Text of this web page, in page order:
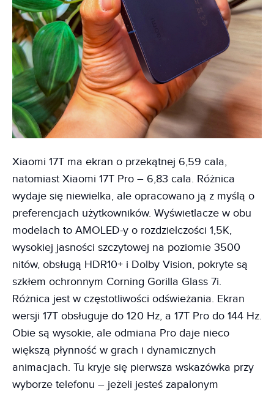
Xiaomi 17T ma ekran o przekątnej 6,59 cala,
natomiast Xiaomi 17T Pro – 6,83 cala. Różnica
wydaje się niewielka, ale opracowano ją z myślą o
preferencjach użytkowników. Wyświetlacze w obu
modelach to AMOLED-y o rozdzielczości 1,5K,
wysokiej jasności szczytowej na poziomie 3500
nitów, obsługą HDR10+ i Dolby Vision, pokryte są
szkłem ochronnym Corning Gorilla Glass 7i.
Różnica jest w częstotliwości odświeżania. Ekran
wersji 17T obsługuje do 120 Hz, a 17T Pro do 144 Hz.
Obie są wysokie, ale odmiana Pro daje nieco
większą płynność w grach i dynamicznych
animacjach. Tu kryje się pierwsza wskazówka przy
wyborze telefonu – jeżeli jesteś zapalonym